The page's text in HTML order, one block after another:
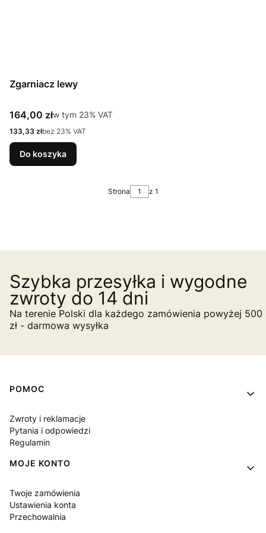
Zgarniacz lewy
Cena brutto
164,00 złw tym %s VAT
w tym 23% VAT
Cena netto
133,33 złbez 23% VAT
Do koszyka
Strona z 1
Szybka przesyłka i wygodne
zwroty do 14 dni
Na terenie Polski dla każdego zamówienia powyżej 500
zł - darmowa wysyłka
Linki w stopce
POMOC
Zwroty i reklamacje
Pytania i odpowiedzi
Regulamin
MOJE KONTO
Twoje zamówienia
Ustawienia konta
Przechowalnia